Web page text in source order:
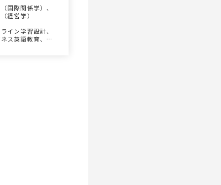
国際関係学）、
経営学）
イン学習設計、
ス英語教育、リ